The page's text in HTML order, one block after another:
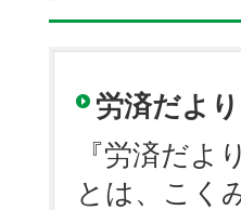
労済だより
『労済だよ
とは、こく